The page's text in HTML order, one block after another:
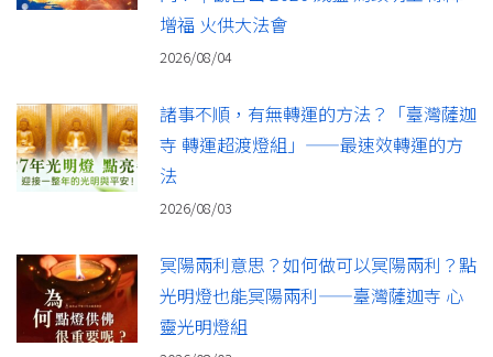
增福 火供大法會
2026/08/04
諸事不順，有無轉運的方法？「臺灣薩迦
寺 轉運超渡燈組」——最速效轉運的方
法
2026/08/03
冥陽兩利意思？如何做可以冥陽兩利？點
光明燈也能冥陽兩利——臺灣薩迦寺 心
靈光明燈組